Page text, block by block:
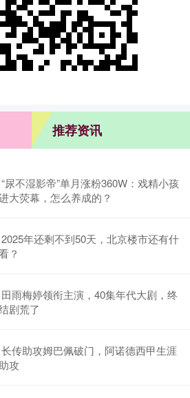
推荐资讯
尿不湿影帝”单月涨粉360W：戏精小孩
大荧幕，怎么养成的？
年还剩不到50天，北京楼市还有什
？
雨梅婷领衔主演，40集年代大剧，终
剧荒了
传助攻姆巴佩破门，阿诺德西甲生涯
攻